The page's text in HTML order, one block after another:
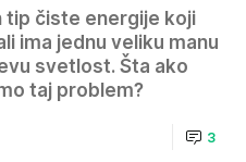
tip čiste energije koji
ima jednu veliku manu
svetlost. Šta ako
taj problem?
3